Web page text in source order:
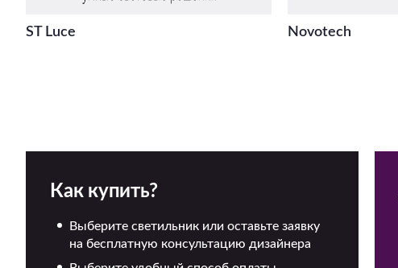
ST Luce Novotech
Как купить?
Выберите светильник или оставьте заявку
на бесплатную консультацию дизайнера